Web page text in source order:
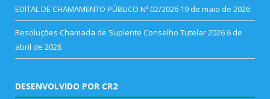
EDITAL DE CHAMAMENTO PÚBLICO Nº 02/2026 19 de maio de 2026
Resoluções Chamada de Suplente Conselho Tutelar 2026 6 de
abril de 2026
DESENVOLVIDO POR CR2